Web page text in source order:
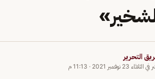
التحرير
في الثلاثاء 23 نوفمبر 2021 · 11:13 م